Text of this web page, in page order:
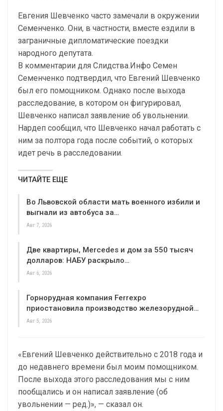
Евгения Шевченко часто замечали в окружении
Семенченко. Они, в частности, вместе ездили в
заграничные дипломатические поездки
народного депутата.
В комментарии для Слидства.Инфо Семен
Семенченко подтвердил, что Евгений Шевченко
был его помощником. Однако после выхода
расследование, в котором он фигурировал,
Шевченко написал заявление об увольнении.
Нардеп сообщил, что Шевченко начал работать с
ним за полтора года после событий, о которых
идет речь в расследовании.
ЧИТАЙТЕ ЕЩЕ
Во Львовской области мать военного избили и
выгнали из автобуса за…
Авг 7, 2026
Две квартиры, Mercedes и дом за 550 тысяч
долларов: НАБУ раскрыло…
Авг 6, 2026
Горнорудная компания Ferrexpo
приостановила производство железорудной…
Авг 5, 2026
«Евгений Шевченко действительно с 2018 года и
до недавнего времени был моим помощником.
После выхода этого расследования мы с ним
пообщались и он написал заявление (об
увольнении — ред.)», — сказал он.